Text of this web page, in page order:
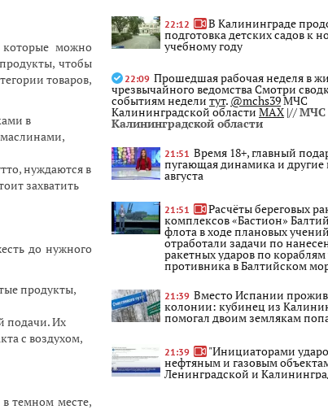
которые можно
чтобы
товаров,
в
нуждаются в
захватить
до нужного
продукты,
подачи. Их
с воздухом,
темном месте,
22:12 В Калининграде
подготовка детских садов к
учебному году
22:09 Прошедшая рабочая неделя в
чрезвычайного ведомства Смотри
событиям неделитут. @mchs39МЧС
Калининградской областиMAX|//МЧС
Калининградской области
21:51 Время 18+, главный
пугающая динамика и другие
августа
21:51 Расчёты береговых
комплексов «Бастион»
флота в ходе плановых учений
отработали задачи по
ракетных ударов по кораблям
противника в Балтийском
21:39 Вместо Испании
колонии: кубинец из
помогал двоим землякам
21:39 "Инициаторами
нефтяным и газовым
Ленинградской и